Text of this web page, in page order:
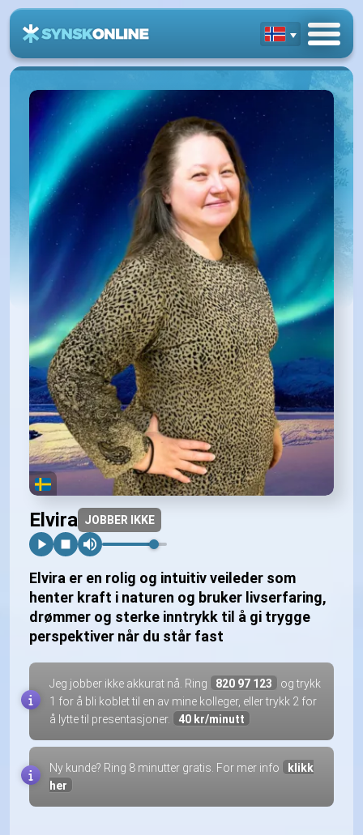
Elvira JOBBER IKKE
Elvira er en rolig og intuitiv veileder som
henter kraft i naturen og bruker livserfaring,
drømmer og sterke inntrykk til å gi trygge
perspektiver når du står fast
Jeg jobber ikke akkurat nå. Ring 820 97 123
og trykk
1 for å bli koblet til en av mine kolleger, eller trykk 2 for
å lytte til presentasjoner.
40 kr/minutt
Ny kunde? Ring 8 minutter gratis. For mer info
klikk
her